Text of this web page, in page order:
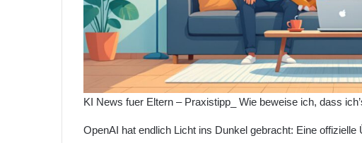
KI News fuer Eltern – Praxistipp_ Wie beweise ich, dass
OpenAI hat endlich Licht ins Dunkel gebracht: Eine